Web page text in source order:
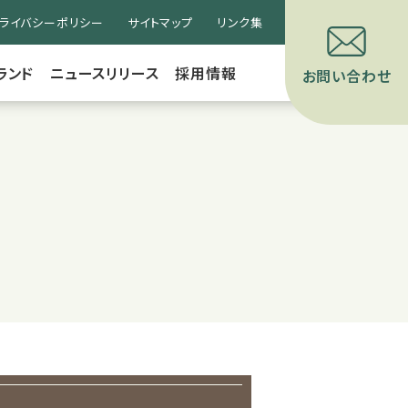
イバシーポリシー サイトマップ リンク集
ンド ニュースリリース 採用情報 お問い合わせ